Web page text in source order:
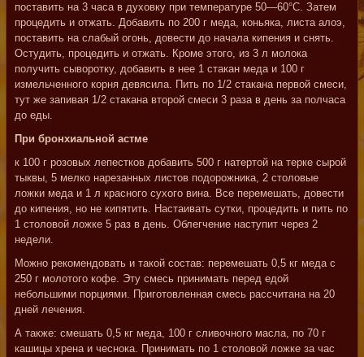
поставить на 3 часа в духовку при температуре 50—60°С. Затем
процедить и отжать. Добавить по 200 г меда, коньяка, листа алоэ,
поставить на слабый огонь, довести до начала кипения и снять.
Остудить, процедить и отжать. Кроме этого, из 3 л молока
получить сыворотку, добавить в нее 1 стакан меда и 100 г
измельченного корня девясила. Пить по 1/2 стакана первой смеси,
тут же запивая 1/2 стакана второй смеси 3 раза в день за полчаса
до еды.
При бронхиальной астме
к 100 г розовых лепестков добавить 500 г натертой на терке сырой
тыквы, 5 мелко нарезанных листов подорожника, 2 столовые
ложки меда и 1 л красного сухого вина. Все перемешать, довести
до кипения, но не кипятить. Настаивать сутки, процедить и пить по
1 столовой ложке 5 раз в день. Облегчение наступит через 2
недели.
Можно рекомендовать и такой состав: перемешать 0,5 кг меда с
250 г молотого кофе. Эту смесь принимать перед едой
небольшими порциями. Приготовленная смесь рассчитана на 20
дней лечения.
А также: смешать 0,5 кг меда, 100 г сливочного масла, по 70 г
кашицы хрена и чеснока. Принимать по 1 столовой ложке за час